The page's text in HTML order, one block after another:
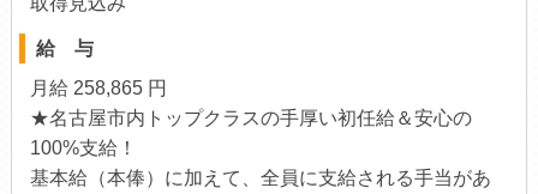
給 与
月給 258,865 円
★名古屋市内トップクラスの手厚い初任給＆安心の
100%支給！
基本給（本俸）に加えて、全員に支給される手当があ